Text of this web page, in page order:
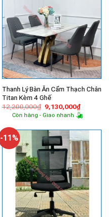
Thanh Lý Bàn Ăn Cẩm Thạch Chân
Titan Kèm 4 Ghế
12,200,000₫ Giá
gốc
là:
9,130,000₫Giá
hiện
tại
Còn hàng - Giao nhanh
-11%